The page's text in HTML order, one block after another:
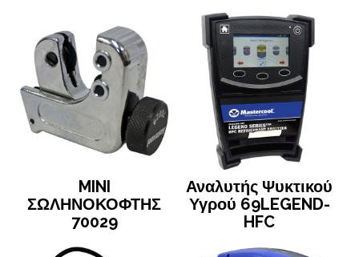
MINI
ΣΩΛΗΝΟΚΟΦΤΗΣ
70029
Αναλυτής Ψυκτικού
Υγρού 69LEGEND-
HFC